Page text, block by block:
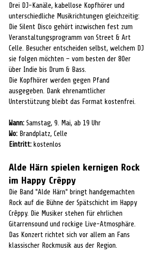
Drei DJ-Kanäle, kabellose Kopfhörer und
unterschiedliche Musikrichtungen gleichzeitig:
Die Silent Disco gehört inzwischen fest zum
Veranstaltungsprogramm von Street & Art
Celle. Besucher entscheiden selbst, welchem DJ
sie folgen möchten – vom besten der 80er
über Indie bis Drum & Bass.
Die Kopfhörer werden gegen Pfand
ausgegeben. Dank ehrenamtlicher
Unterstützung bleibt das Format kostenfrei.
Wann: Samstag, 9. Mai, ab 19 Uhr
Wo: Brandplatz, Celle
Eintritt: kostenlos
Alde Härn spielen kernigen Rock
im Happy Crêppy
Die Band "Alde Härn" bringt handgemachten
Rock auf die Bühne der Spätschicht im Happy
Crêppy. Die Musiker stehen für ehrlichen
Gitarrensound und rockige Live-Atmosphäre.
Das Konzert richtet sich vor allem an Fans
klassischer Rockmusik aus der Region.